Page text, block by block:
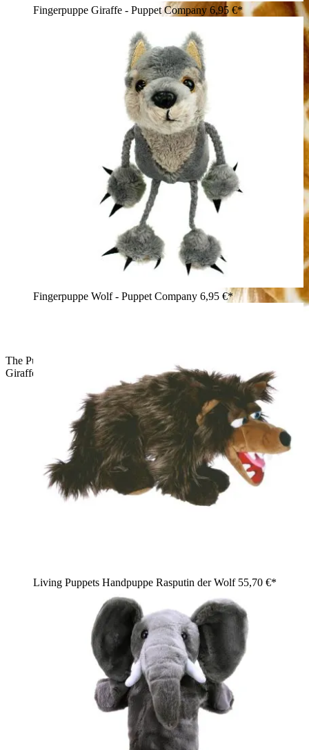
The Puppet Company Baby-Handpuppe Giraffe, gefleckte
Giraffen-Handpuppe mit langer Mähne, Seitenansicht
Fingerpuppe Giraffe - Puppet Company 6,95 €*
Fingerpuppe Wolf - Puppet Company 6,95 €*
Living Puppets Handpuppe Rasputin der Wolf 55,70 €*